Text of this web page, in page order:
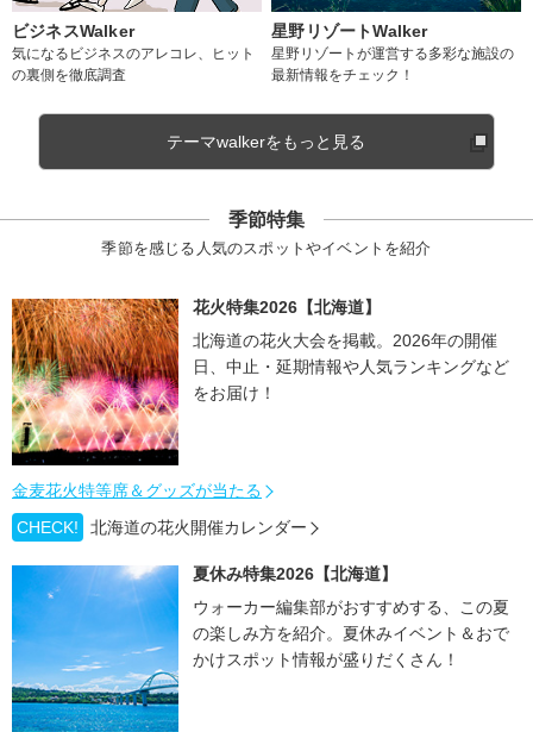
ビジネスWalker
気になるビジネスのアレコレ、ヒット
の裏側を徹底調査
星野リゾートWalker
星野リゾートが運営する多彩な施設の
最新情報をチェック！
テーマwalkerをもっと見る
季節特集
季節を感じる人気のスポットやイベントを紹介
花火特集2026【北海道】
北海道の花火大会を掲載。2026年の開催
日、中止・延期情報や人気ランキングなど
をお届け！
金麦花火特等席＆グッズが当たる
CHECK!
北海道の花火開催カレンダー
夏休み特集2026【北海道】
ウォーカー編集部がおすすめする、この夏
の楽しみ方を紹介。夏休みイベント＆おで
かけスポット情報が盛りだくさん！